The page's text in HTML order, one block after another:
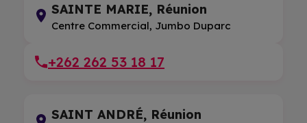
SAINTE MARIE, Réunion
Centre Commercial, Jumbo Duparc
+262 262 53 18 17
SAINT ANDRÉ, Réunion